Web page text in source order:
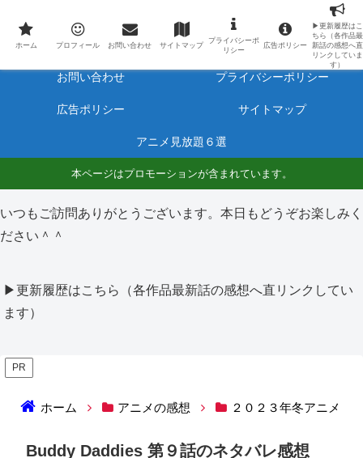
最新アニメのあらすじと感想をネタバレ有りで毎日更新しています。
ホーム プロフィール
お問い合わせ プライバシーポリシー
広告ポリシー サイトマップ
アニメ見放題６選
本ページはプロモーションが含まれています。
いつもご訪問ありがとうございます。本日もどうぞお楽しみく
ださい＾＾
▶更新履歴はこちら（各作品最新話の感想へ直リンクしてい
ます）
PR
ホーム アニメの感想 ２０２３年冬アニメ
Buddy Daddies 第９話のネタバレ感想
ホーム プロフィール お問い合わせ サイトマップ
プライバシーポ
リシー
広告ポリシー
▶更新履歴はこ
ちら（各作品最
新話の感想へ直
リンクしていま
す）